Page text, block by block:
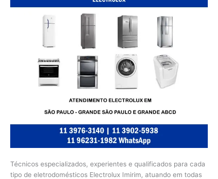
Técnicos especializados, experientes e qualificados para cada
tipo de eletrodomésticos Electrolux Imirim, atuando em todas